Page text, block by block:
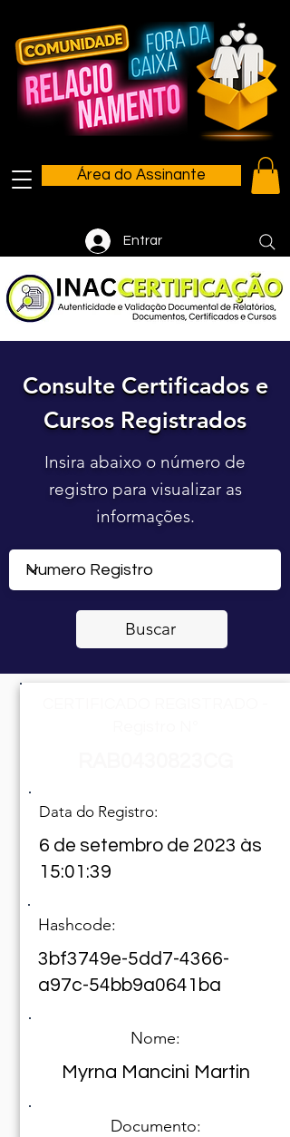
Área do Assinante
Entrar
Consulte Certificados e
Cursos Registrados
Consulte Certificados e
Cursos Registrados
Insira abaixo o número de
registro para visualizar as
informações.
Buscar
Data do Registro:
6 de setembro de 2023 às
15:01:39
Hashcode:
3bf3749e-5dd7-4366-
a97c-54bb9a0641ba
Nome:
Myrna Mancini Martin
Documento: